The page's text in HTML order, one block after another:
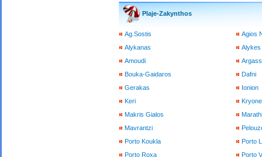
Plaje-Zakynthos
Ag.Sostis
Agios
Alykanas
Alykes
Amoudi
Bouka-Gaidaros
Dafni
Gerakas
Ionion
Keri
Makris Gialos
Mavrantzi
Porto Koukla
Porto
Porto Roxa
Porto